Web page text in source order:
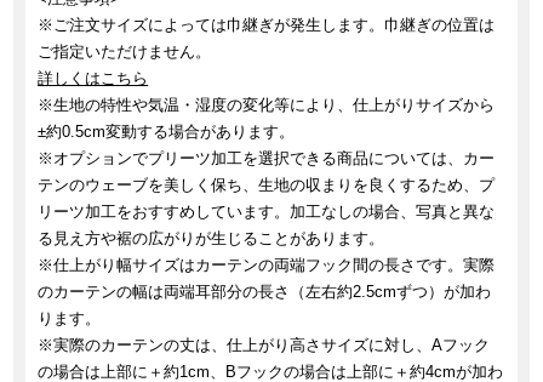
※ご注文サイズによっては巾継ぎが発生します。巾継ぎの位置は
ご指定いただけません。
詳しくはこちら
※生地の特性や気温・湿度の変化等により、仕上がりサイズから
±約0.5cm変動する場合があります。
※オプションでプリーツ加工を選択できる商品については、カー
テンのウェーブを美しく保ち、生地の収まりを良くするため、プ
リーツ加工をおすすめしています。加工なしの場合、写真と異な
る見え方や裾の広がりが生じることがあります。
※仕上がり幅サイズはカーテンの両端フック間の長さです。実際
のカーテンの幅は両端耳部分の長さ（左右約2.5cmずつ）が加わ
ります。
※実際のカーテンの丈は、仕上がり高さサイズに対し、Aフック
の場合は上部に＋約1cm、Bフックの場合は上部に＋約4cmが加わ